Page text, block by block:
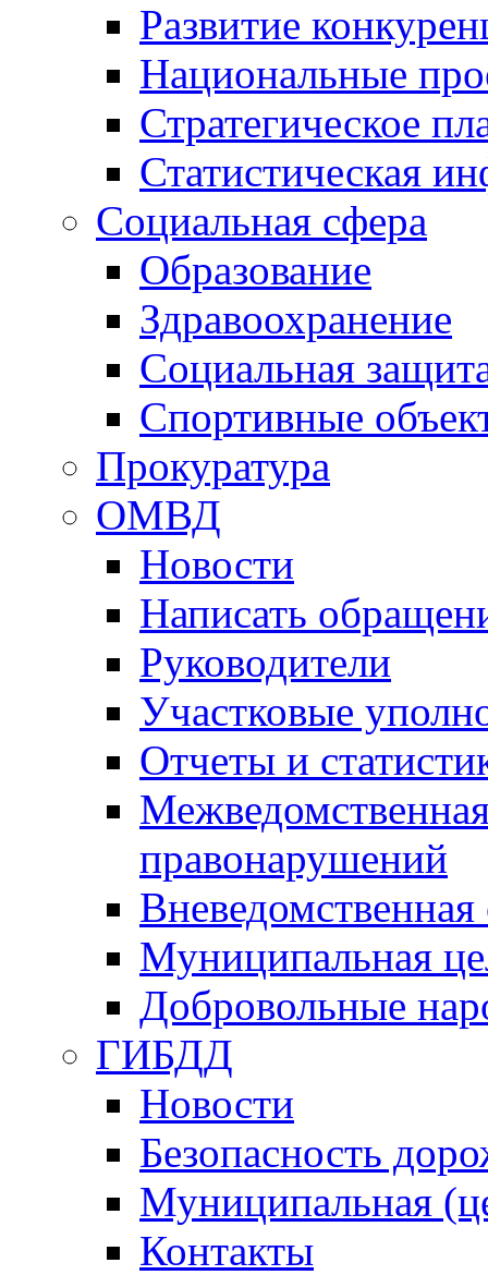
Развитие
Национальные
Стратегическое
Статистическая
Социальная сфера
Образование
Здравоохранение
Социальная
Спортивные
Прокуратура
ОМВД
Новости
Написать
Руководители
Участковые
Отчеты и
правонарушений
Вневедомственная
Муниципальная
Добровольные
ГИБДД
Новости
Безопасность
Муниципальная
Контакты